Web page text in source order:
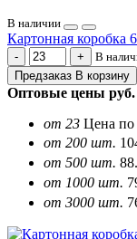
В наличии
Картонная коробка
В
Предзаказ В корзину
Оптовые цены руб.
от 23 Цена по
от 200 шт.
от 500 шт.
от 1000 шт.
от 3000 шт.